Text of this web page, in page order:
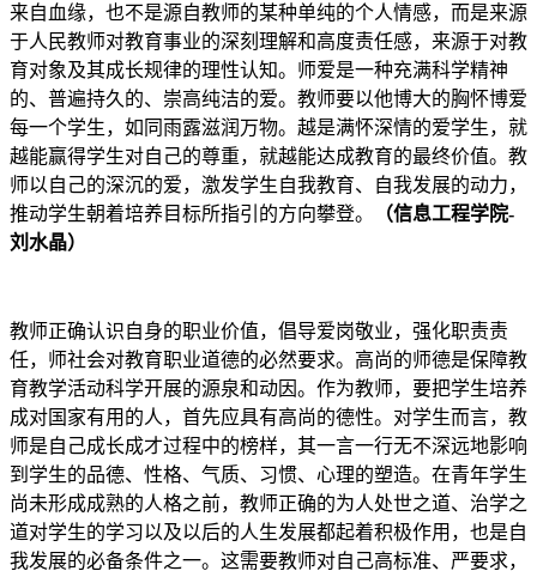
来自血缘，也不是源自教师的某种单纯的个人情感，而是来源
于人民教师对教育事业的深刻理解和高度责任感，来源于对教
育对象及其成长规律的理性认知。师爱是一种充满科学精神
的、普遍持久的、崇高纯洁的爱。教师要以他博大的胸怀博爱
每一个学生，如同雨露滋润万物。越是满怀深情的爱学生，就
越能赢得学生对自己的尊重，就越能达成教育的最终价值。教
师以自己的深沉的爱，激发学生自我教育、自我发展的动力，
推动学生朝着培养目标所指引的方向攀登。
（信息工程学院-
刘水晶）
教师正确认识自身的职业价值，倡导爱岗敬业，强化职责责
任，师社会对教育职业道德的必然要求。高尚的师德是保障教
育教学活动科学开展的源泉和动因。作为教师，要把学生培养
成对国家有用的人，首先应具有高尚的德性。对学生而言，教
师是自己成长成才过程中的榜样，其一言一行无不深远地影响
到学生的品德、性格、气质、习惯、心理的塑造。在青年学生
尚未形成成熟的人格之前，教师正确的为人处世之道、治学之
道对学生的学习以及以后的人生发展都起着积极作用，也是自
我发展的必备条件之一。这需要教师对自己高标准、严要求，